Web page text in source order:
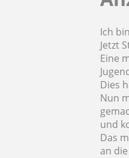
Ich
Jetzt
Eine
Dies
Nun
und
Das
an